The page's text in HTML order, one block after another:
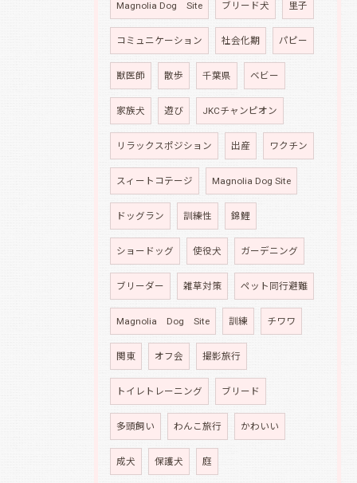
Magnolia Dog Site ブリード犬 里子
コミュニケーション 社会化期 パピー
獣医師 散歩 千葉県 ベビー
家族犬 遊び JKCチャンピオン
リラックスポジション 出産 ワクチン
スィートコテージ Magnolia Dog Site
ドッグラン 訓練性 錦鯉
ショードッグ 使役犬 ガーデニング
ブリーダー 雑草対策 ペット同行避難
Magnolia Dog Site 訓練 チワワ
関東 オフ会 撮影旅行
トイレトレーニング ブリード
多頭飼い わんこ旅行 かわいい
成犬 保護犬 庭